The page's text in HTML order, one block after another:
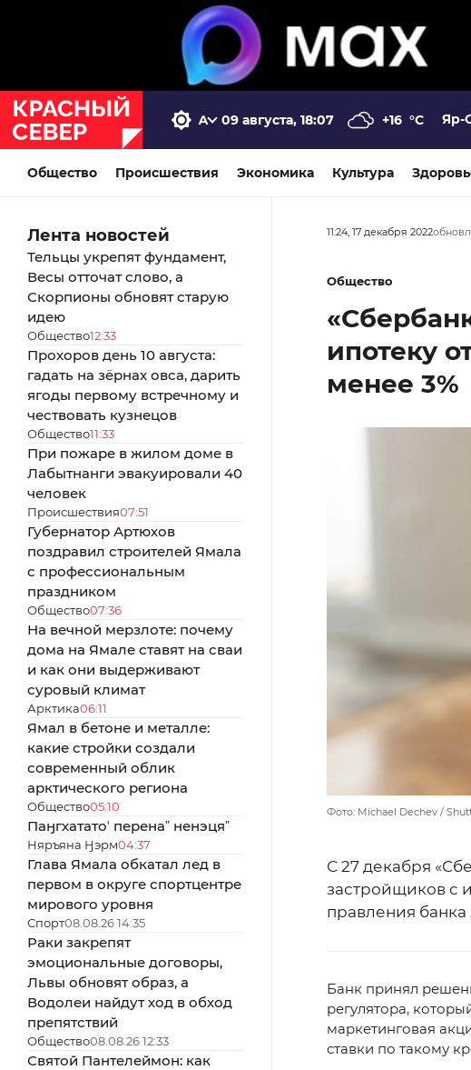
09 августа, 18:07 +16 °C Яр-
Общество Происшествия Экономика Культура
Лента новостей
Тельцы укрепят фундамент,
Весы отточат слово, а
Скорпионы обновят старую
идею
Общество12:33
Прохоров день 10 августа:
гадать на зёрнах овса, дарить
ягоды первому встречному и
чествовать кузнецов
Общество11:33
При пожаре в жилом доме в
Лабытнанги эвакуировали 40
человек
Происшествия07:51
Губернатор Артюхов
поздравил строителей Ямала
с профессиональным
праздником
Общество07:36
На вечной мерзлоте: почему
дома на Ямале ставят на сваи
и как они выдерживают
суровый климат
Арктика06:11
Ямал в бетоне и металле:
какие стройки создали
современный облик
арктического региона
Общество05:10
Паӈгхататоʼ перенаˮ ненэцяˮ
Няръяна Ӈэрм04:37
Глава Ямала обкатал лед в
первом в округе спортцентре
мирового уровня
Спорт08.08.26 14:35
Раки закрепят
эмоциональные договоры,
Львы обновят образ, а
Водолеи найдут ход в обход
препятствий
Общество08.08.26 12:33
Святой Пантелеймон: как
11:24, 17 декабря 2022
Общество
ипотеку
менее 3%
Фото: Michael Dechev /
С 27 декабря
застройщиков с
правления
Банк принял
регулятора,
маркетинговая
ставки по такому